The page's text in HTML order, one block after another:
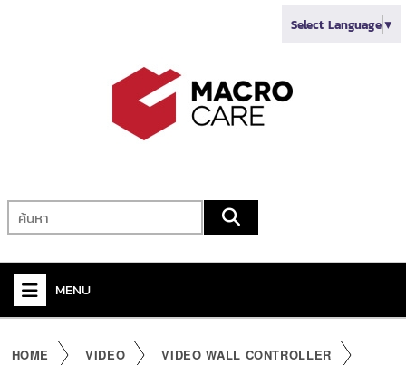
Select Language▼
MENU
HOME VIDEO
VIDEO WALL CONTROLLER